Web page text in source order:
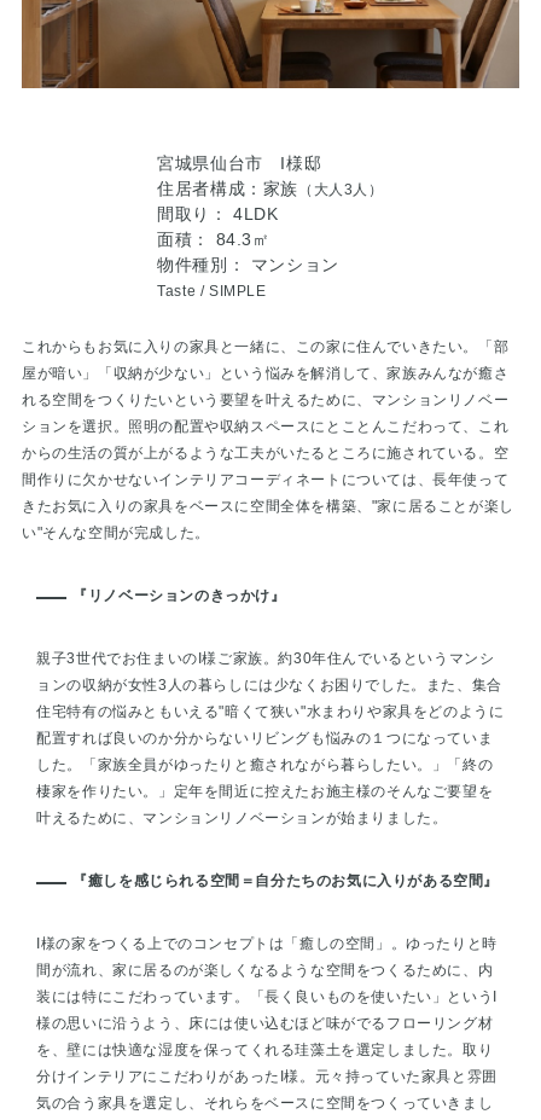
宮城県仙台市 I様邸
住居者構成：家族 （大人3人）
間取り： 4LDK
面積： 84.3㎡
物件種別： マンション
Taste /SIMPLE
これからもお気に入りの家具と一緒に、この家に住んでいきたい。「部
屋が暗い」「収納が少ない」という悩みを解消して、家族みんなが癒さ
れる空間をつくりたいという要望を叶えるために、マンションリノベー
ションを選択。照明の配置や収納スペースにとことんこだわって、これ
からの生活の質が上がるような工夫がいたるところに施されている。空
間作りに欠かせないインテリアコーディネートについては、長年使って
きたお気に入りの家具をベースに空間全体を構築、"家に居ることが楽し
い"そんな空間が完成した。
『リノベーションのきっかけ』
親子3世代でお住まいのI様ご家族。約30年住んでいるというマンシ
ョンの収納が女性3人の暮らしには少なくお困りでした。また、集合
住宅特有の悩みともいえる"暗くて狭い"水まわりや家具をどのように
配置すれば良いのか分からないリビングも悩みの１つになっていま
した。「家族全員がゆったりと癒されながら暮らしたい。」「終の
棲家を作りたい。」定年を間近に控えたお施主様のそんなご要望を
叶えるために、マンションリノベーションが始まりました。
『癒しを感じられる空間＝自分たちのお気に入りがある空間』
I様の家をつくる上でのコンセプトは「癒しの空間」。ゆったりと時
間が流れ、家に居るのが楽しくなるような空間をつくるために、内
装には特にこだわっています。「長く良いものを使いたい」というI
様の思いに沿うよう、床には使い込むほど味がでるフローリング材
を、壁には快適な湿度を保ってくれる珪藻土を選定しました。取り
分けインテリアにこだわりがあったI様。元々持っていた家具と雰囲
気の合う家具を選定し、それらをベースに空間をつくっていきまし